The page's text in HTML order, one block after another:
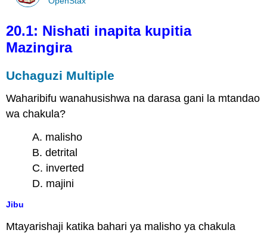
20.1: Nishati inapita kupitia
Mazingira
Uchaguzi Multiple
Waharibifu wanahusishwa na darasa gani la mtandao
wa chakula?
A. malisho
B. detrital
C. inverted
D. majini
Jibu
Mtayarishaji katika bahari ya malisho ya chakula